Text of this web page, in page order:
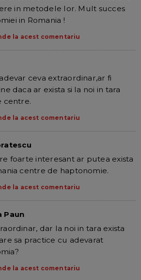
in metodele lor. Mult succes
in Romania !
la acest comentariu
ceva extraordinar,ar fi
daca ar exista si la noi in tara
centre.
la acest comentariu
foarte interesant ar putea exista
centre de haptonomie.
la acest comentariu
Paun
dar la noi in tara exista
sa practice cu adevarat
la acest comentariu